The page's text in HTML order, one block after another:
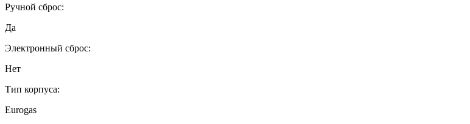
Ручной сброс:
Да
Электронный сброс:
Нет
Тип корпуса:
Eurogas